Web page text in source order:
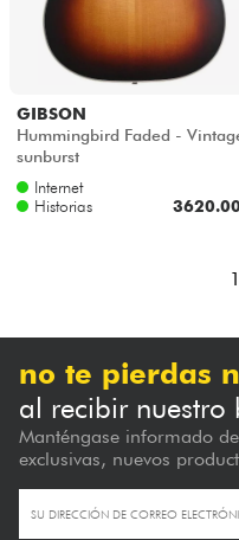
GIBSON
Hummingbird Faded -
sunburst
Internet
Historias
no te pierdas
al recibir nuestro
Manténgase informado
exclusivas, nuevos